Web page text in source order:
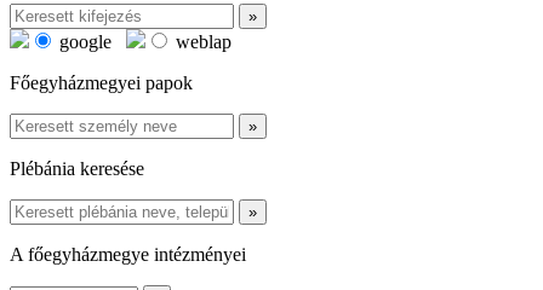
google
weblap
Főegyházmegyei papok
Plébánia keresése
A főegyházmegye intézményei